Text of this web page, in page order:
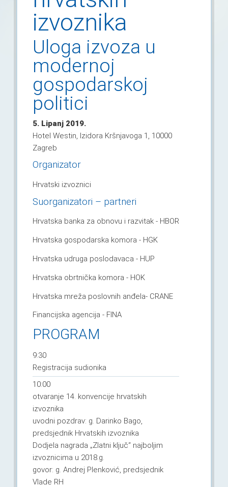
izvoznika
Uloga izvoza u
modernoj
gospodarskoj
politici
5. Lipanj 2019.
Hotel Westin, Izidora Kršnjavoga 1, 10000
Zagreb
Organizator
Hrvatski izvoznici
Suorganizatori – partneri
Hrvatska banka za obnovu i razvitak - HBOR
Hrvatska gospodarska komora - HGK
Hrvatska udruga poslodavaca - HUP
Hrvatska obrtnička komora - HOK
Hrvatska mreža poslovnih anđela- CRANE
Financijska agencija - FINA
PROGRAM
9:30
Registracija sudionika
10:00
otvaranje 14. konvencije hrvatskih
izvoznika
uvodni pozdrav: g. Darinko Bago,
predsjednik Hrvatskih izvoznika
Dodjela nagrada „Zlatni ključ“ najboljim
izvoznicima u 2018.g.
govor: g. Andrej Plenković, predsjednik
Vlade RH